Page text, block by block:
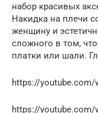
набор красивых
Накидка на плечи
женщину и
сложного в том,
платки или шали.
https://youtube.com/
https://youtube.com/